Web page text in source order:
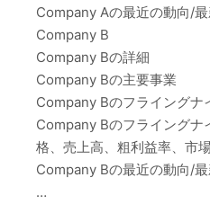
Company Aの最近の動向/
Company B
Company Bの詳細
Company Bの主要事業
Company Bのフライングナ
Company Bのフライングナ
格、売上高、粗利益率、市
Company Bの最近の動向/
…